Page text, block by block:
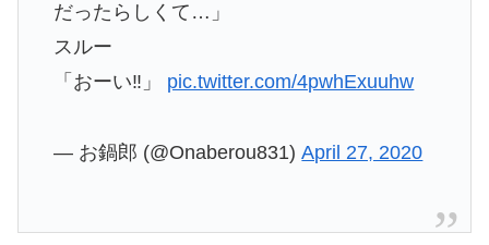
だったらしくて…」
スルー
「おーい‼️」 pic.twitter.com/4pwhExuuhw
— お鍋郎 (@Onaberou831)April 27, 2020